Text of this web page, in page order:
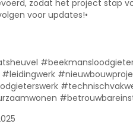
zodat het project stap
voor updates!•